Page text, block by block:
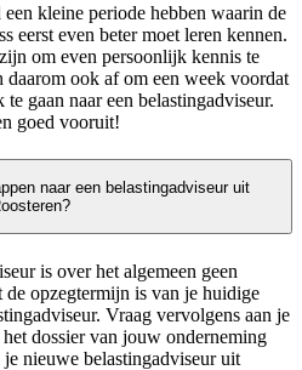
kleine periode hebben waarin de
eerst even beter moet leren kennen.
om even persoonlijk kennis te
daarom ook af om een week voordat
gaan naar een belastingadviseur.
goed vooruit!
naar een belastingadviseur uit
is over het algemeen geen
opzegtermijn is van je huidige
Vraag vervolgens aan je
dossier van jouw onderneming
nieuwe belastingadviseur uit